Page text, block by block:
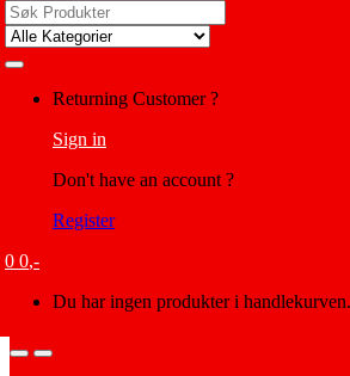
Search
for:
Returning Customer ?
Sign in
Don't have an account ?
Register
0 0,-
Du har ingen produkter i handlekurven.
OpenClose